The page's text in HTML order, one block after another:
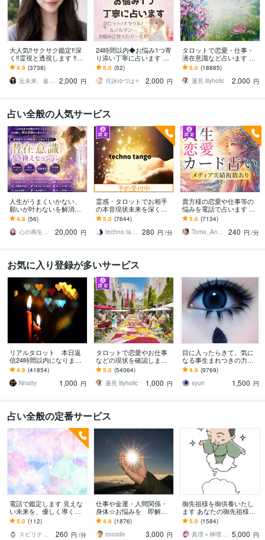
大人気‼️サクサク鑑定‼️深
く‼️霊視と透視します ‼️恋
愛、複雑な恋愛、仕事、
人間関係、人生相談/深層
霊視
4.9 (3738)
近未来、遠未来を霊透視！！占い師 紗理奈
2,000 円
24時間以内◆お悩み1つ寄
り添い丁寧に占います タ
ロット/オラクル/ルノルマ
ン…お悩みに合ったカー
ドで
5.0 (52)
月詠ゆづは⭐️
2,000 円
タロットで恋愛・仕事・
潜在意識など占います う
まく好転するようアドバ
イスします✧*̣̩⋆̩☽⋆゜
5.0 (18885)
蓮見 lilyholic
2,000 円
占い全般の人気サービス
人生がうまくいかない、
願いが叶わないを解消し
ます 現実を変えるために
努力したのに、自力では
もう無理と感じている
4.8 (56)
心の再生セラピスト YASUKO
20,000 円
予約受付中
霊感・タロットでお相手
の本音現状未来を深く視
ます 恋愛・仕事・家族・
人間関係の本質を見抜き
スピード解決へ
5.0 (7644)
techno tango
280 円 /分
貴方様の恋愛や仕事等の
悩みを電話で占います タ
ロットカード、オラクル
カード、ルノルマンカー
ドを使用します
5.0 (7134)
Tomo_Angel7
240 円 /分
お気に入り登録が多いサービス
リアルタロット 本日返
信24時間以内になります
❤︎タイトルをご確認くださ
い❤︎
4.9 (41854)
Nnatty
1,000 円
タロットで恋愛やお仕事
などの現状を確認します
アドバイスもしっかりお
届けしますので安心して
ください♡
5.0 (54064)
蓮見 lilyholic
1,000 円
目に入ったらきて。気に
なる事生まれつきの力で
視ます 視ましょう恋愛や
仕事などこの先など
4.9 (9769)
syuri
1,500 円
占い全般の定番サービス
電話で鑑定します 見えな
い未来を、優しく導く霊
視鑑定
5.0 (112)
スピリチュアルナース♡さら
260 円 /分
仕事や金運・人間関係・
身体☆お悩みを 即解決
します ☆あなたの立場に
立って 解決の方法まで
具体的にお伝えします☆
4.9 (1876)
cocode
3,000 円
御先祖様を御供養いたし
ます あなたの御先祖様、
大切な方の御先祖様、故
人の御供養致します。
5.0 (1584)
真理＝神理の伝達人
5,000 円